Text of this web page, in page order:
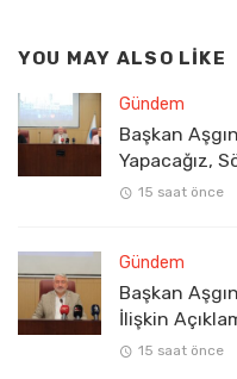
YOU MAY ALSO LIKE
Gündem
Başkan
Yapacağız,
15 saat önce
Gündem
Başkan
İlişkin
15 saat önce